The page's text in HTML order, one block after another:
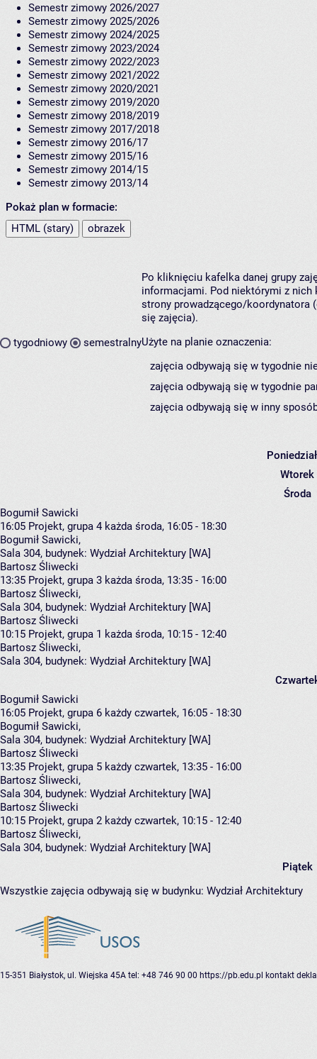
Semestr zimowy 2026/2027
Semestr zimowy 2025/2026
Semestr zimowy 2024/2025
Semestr zimowy 2023/2024
Semestr zimowy 2022/2023
Semestr zimowy 2021/2022
Semestr zimowy 2020/2021
Semestr zimowy 2019/2020
Semestr zimowy 2018/2019
Semestr zimowy 2017/2018
Semestr zimowy 2016/17
Semestr zimowy 2015/16
Semestr zimowy 2014/15
Semestr zimowy 2013/14
Pokaż plan w formacie:
HTML (stary)
obrazek
tygodniowy semestralny
Po kliknięciu kafelka danej grupy
informacjami. Pod niektórymi z nich
strony prowadzącego/koordynatora
się zajęcia).
Użyte na planie oznaczenia:
zajęcia odbywają się w tygodnie
zajęcia odbywają się w tygodnie
zajęcia odbywają się w inny
Wtorek
Środa
Bogumił Sawicki
16:05 Projekt, grupa 4 każda środa, 16:05 - 18:30
Bogumił Sawicki,
Sala 304, budynek: Wydział Architektury [WA]
Bartosz Śliwecki
13:35 Projekt, grupa 3 każda środa, 13:35 - 16:00
Bartosz Śliwecki,
Sala 304, budynek: Wydział Architektury [WA]
Bartosz Śliwecki
10:15 Projekt, grupa 1 każda środa, 10:15 - 12:40
Bartosz Śliwecki,
Sala 304, budynek: Wydział Architektury [WA]
Bogumił Sawicki
16:05 Projekt, grupa 6 każdy czwartek, 16:05 - 18:30
Bogumił Sawicki,
Sala 304, budynek: Wydział Architektury [WA]
Bartosz Śliwecki
13:35 Projekt, grupa 5 każdy czwartek, 13:35 - 16:00
Bartosz Śliwecki,
Sala 304, budynek: Wydział Architektury [WA]
Bartosz Śliwecki
10:15 Projekt, grupa 2 każdy czwartek, 10:15 - 12:40
Bartosz Śliwecki,
Sala 304, budynek: Wydział Architektury [WA]
Piątek
Wszystkie zajęcia odbywają się w budynku: Wydział Architektury
15-351 Białystok, ul. Wiejska 45A tel: +48 746 90 00 https://pb.edu.pl kontakt